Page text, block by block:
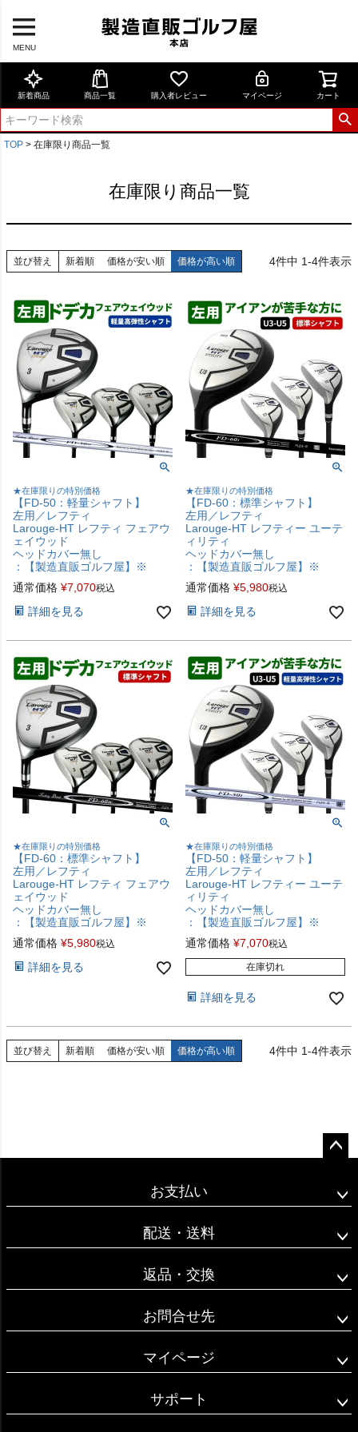
MENU
新着商品 商品一覧 購入者レビュー マイページ カート
TOP 在庫限り商品一覧
在庫限り商品一覧
並び替え 新着順 価格が安い順 価格が高い順 4件中 1-4件表示
★在庫限りの特別価格
【FD-50：軽量シャフト】
左用／レフティ
Larouge-HT レフティ フェアウ
ェイウッド
ヘッドカバー無し
：【製造直販ゴルフ屋】※
通常価格 ¥7,070税込
詳細を見る
★在庫限りの特別価格
【FD-60：標準シャフト】
左用／レフティ
Larouge-HT レフティー ユーテ
ィリティ
ヘッドカバー無し
：【製造直販ゴルフ屋】※
通常価格 ¥5,980税込
詳細を見る
★在庫限りの特別価格
【FD-60：標準シャフト】
左用／レフティ
Larouge-HT レフティ フェアウ
ェイウッド
ヘッドカバー無し
：【製造直販ゴルフ屋】※
通常価格 ¥5,980税込
詳細を見る
★在庫限りの特別価格
【FD-50：軽量シャフト】
左用／レフティ
Larouge-HT レフティー ユーテ
ィリティ
ヘッドカバー無し
：【製造直販ゴルフ屋】※
通常価格 ¥7,070税込
在庫切れ
詳細を見る
並び替え 新着順 価格が安い順 価格が高い順 4件中 1-4件表示
ップ
お支払い
配送・送料
返品・交換
お問合せ先
マイページ
サポート